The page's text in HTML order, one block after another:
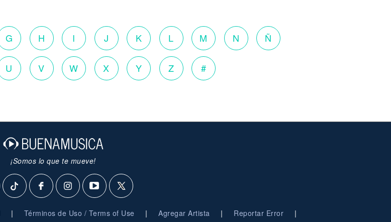
G H I J K L M N Ñ
U V W X Y Z #
¡Somos lo que te mueve!
| Términos de Uso / Terms of Use | Agregar Artista | Reportar Error |